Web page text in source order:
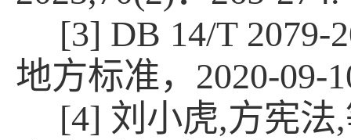
[3] DB 14/T 2079-
地方标准， 2020-09-
[4] 刘小虎,方宪法,